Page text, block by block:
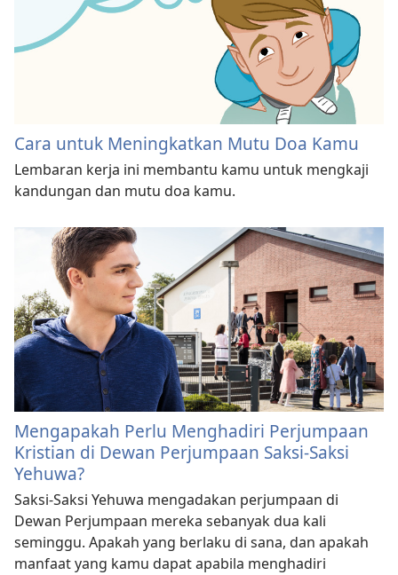
Cara untuk Meningkatkan Mutu Doa Kamu
Lembaran kerja ini membantu kamu untuk mengkaji
kandungan dan mutu doa kamu.
Mengapakah Perlu Menghadiri Perjumpaan
Kristian di Dewan Perjumpaan Saksi-Saksi
Yehuwa?
Saksi-Saksi Yehuwa mengadakan perjumpaan di
Dewan Perjumpaan mereka sebanyak dua kali
seminggu. Apakah yang berlaku di sana, dan apakah
manfaat yang kamu dapat apabila menghadiri